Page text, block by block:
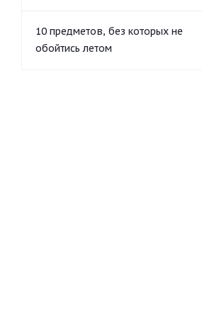
10 предметов, без которых не
обойтись летом